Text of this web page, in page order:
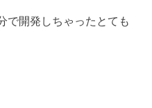
で開発しちゃったとても